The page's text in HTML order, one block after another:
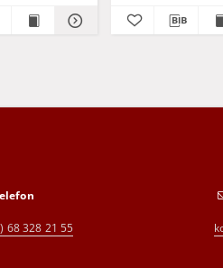
68 328 21 55